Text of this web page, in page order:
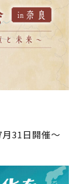
31日開催～